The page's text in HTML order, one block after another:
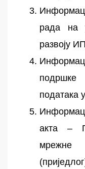
рада на
развоју
подршке
података
акта –